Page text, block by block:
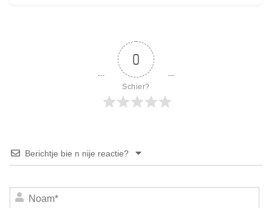
0
Schier?
Berichtje bie n nije reactie?